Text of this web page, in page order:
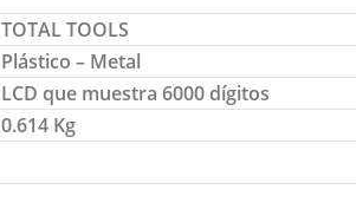
TOOLS
– Metal
que muestra 6000 dígitos
Kg